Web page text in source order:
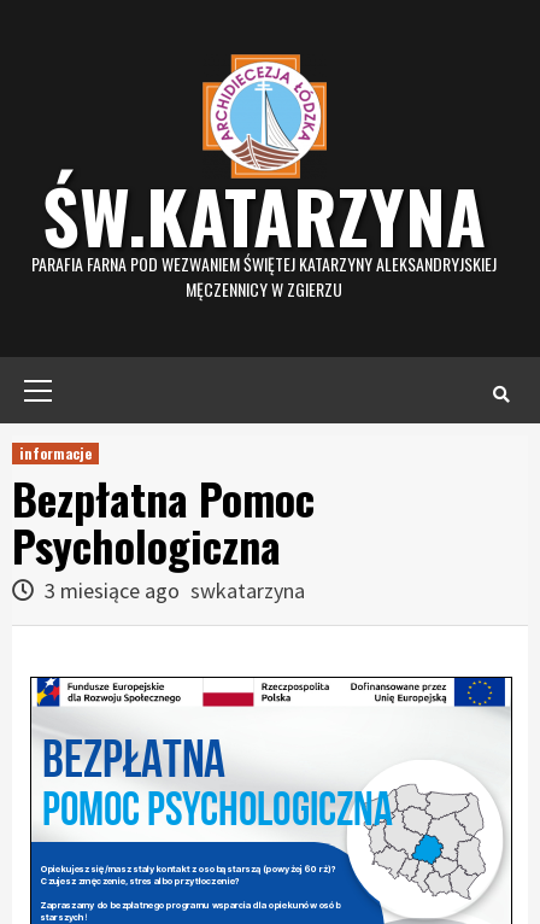
ŚW.KATARZYNA
PARAFIA FARNA POD WEZWANIEM ŚWIĘTEJ KATARZYNY ALEKSANDRYJSKIEJ
MĘCZENNICY W ZGIERZU
informacje
Bezpłatna Pomoc
Psychologiczna
3 miesiące ago swkatarzyna